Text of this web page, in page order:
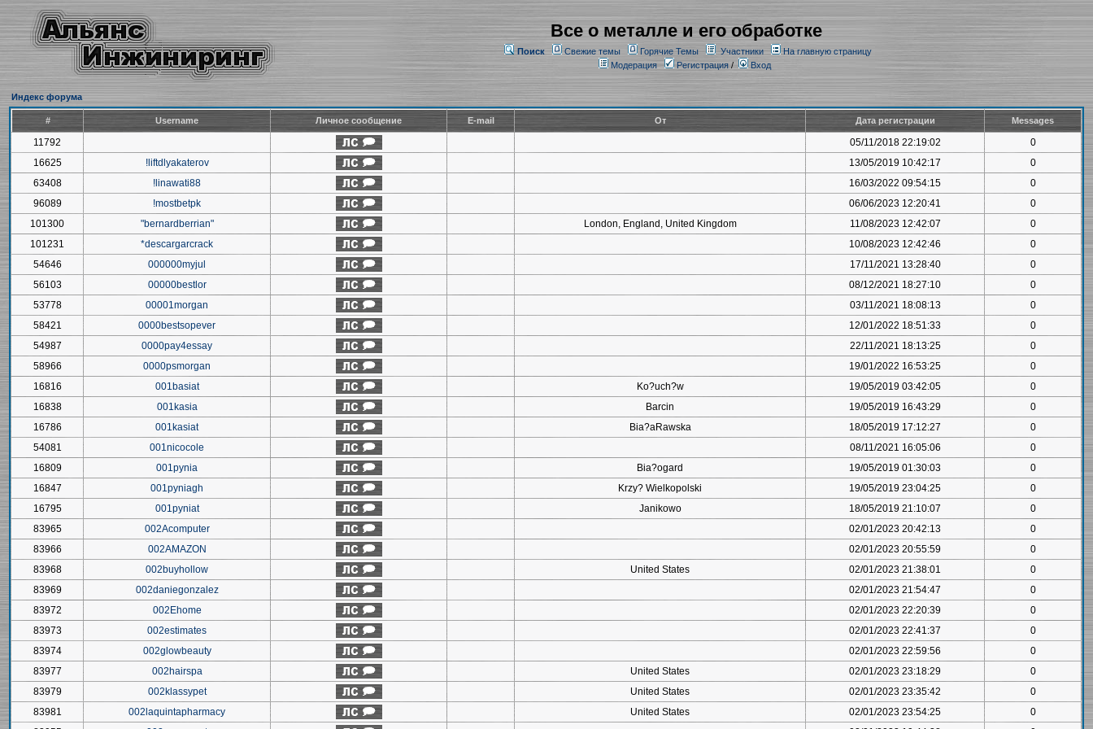
Все о металле и его обработке
Поиск Свежие темы Горячие Темы Участники
На главную страницу
Модерация
Регистрация/ Вход
Индекс форума
# Username Личное сообщение E-mail От Дата регистрации Messages
11792 05/11/2018 22:19:02
0
16625
!liftdlyakaterov 13/05/2019 10:42:17
0
63408
!linawati88 16/03/2022 09:54:15
0
96089
!mostbetpk 06/06/2023 12:20:41
0
101300
"bernardberrian" London, England, United Kingdom 11/08/2023 12:42:07
0
101231
*descargarcrack 10/08/2023 12:42:46
0
54646
000000myjul 17/11/2021 13:28:40
0
56103
00000bestlor 08/12/2021 18:27:10
0
53778
00001morgan 03/11/2021 18:08:13
0
58421
0000bestsopever 12/01/2022 18:51:33
0
54987
0000pay4essay 22/11/2021 18:13:25
0
58966
0000psmorgan 19/01/2022 16:53:25
0
16816
001basiat Ko?uch?w 19/05/2019 03:42:05
0
16838
001kasia Barcin 19/05/2019 16:43:29
0
16786
001kasiat Bia?aRawska 18/05/2019 17:12:27
0
54081
001nicocole 08/11/2021 16:05:06
0
16809
001pynia Bia?ogard 19/05/2019 01:30:03
0
16847
001pyniagh Krzy? Wielkopolski 19/05/2019 23:04:25
0
16795
001pyniat Janikowo 18/05/2019 21:10:07
0
83965
002Acomputer 02/01/2023 20:42:13
0
83966
002AMAZON 02/01/2023 20:55:59
0
83968
002buyhollow United States 02/01/2023 21:38:01
0
83969
002daniegonzalez 02/01/2023 21:54:47
0
83972
002Ehome 02/01/2023 22:20:39
0
83973
002estimates 02/01/2023 22:41:37
0
83974
002glowbeauty 02/01/2023 22:59:56
0
83977
002hairspa United States 02/01/2023 23:18:29
0
83979
002klassypet United States 02/01/2023 23:35:42
0
83981
002laquintapharmacy United States 02/01/2023 23:54:25
0